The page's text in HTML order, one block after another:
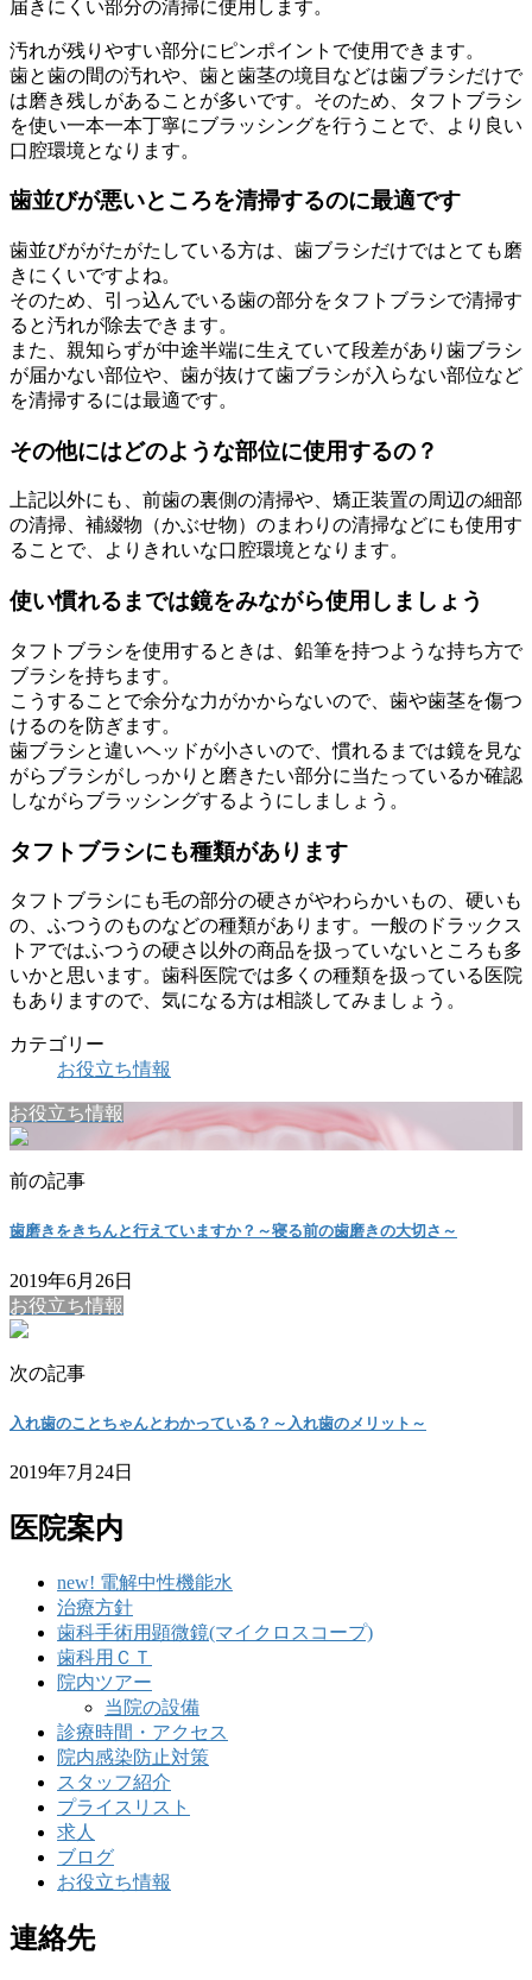
届きにくい部分の清掃に使用します。
汚れが残りやすい部分にピンポイントで使用できます。
歯と歯の間の汚れや、歯と歯茎の境目などは歯ブラシだけで
は磨き残しがあることが多いです。そのため、タフトブラシ
を使い一本一本丁寧にブラッシングを行うことで、より良い
口腔環境となります。
歯並びが悪いところを清掃するのに最適です
歯並びががたがたしている方は、歯ブラシだけではとても磨
きにくいですよね。
そのため、引っ込んでいる歯の部分をタフトブラシで清掃す
ると汚れが除去できます。
また、親知らずが中途半端に生えていて段差があり歯ブラシ
が届かない部位や、歯が抜けて歯ブラシが入らない部位など
を清掃するには最適です。
その他にはどのような部位に使用するの？
上記以外にも、前歯の裏側の清掃や、矯正装置の周辺の細部
の清掃、補綴物（かぶせ物）のまわりの清掃などにも使用す
ることで、よりきれいな口腔環境となります。
使い慣れるまでは鏡をみながら使用しましょう
タフトブラシを使用するときは、鉛筆を持つような持ち方で
ブラシを持ちます。
こうすることで余分な力がかからないので、歯や歯茎を傷つ
けるのを防ぎます。
歯ブラシと違いヘッドが小さいので、慣れるまでは鏡を見な
がらブラシがしっかりと磨きたい部分に当たっているか確認
しながらブラッシングするようにしましょう。
タフトブラシにも種類があります
タフトブラシにも毛の部分の硬さがやわらかいもの、硬いも
の、ふつうのものなどの種類があります。一般のドラックス
トアではふつうの硬さ以外の商品を扱っていないところも多
いかと思います。歯科医院では多くの種類を扱っている医院
もありますので、気になる方は相談してみましょう。
カテゴリー
お役立ち情報
お役立ち情報
前の記事
歯磨きをきちんと行えていますか？～寝る前の歯磨きの大切さ～
2019年6月26日
お役立ち情報
次の記事
入れ歯のことちゃんとわかっている？～入れ歯のメリット～
2019年7月24日
医院案内
new! 電解中性機能水
治療方針
歯科手術用顕微鏡(マイクロスコープ)
歯科用ＣＴ
院内ツアー
当院の設備
診療時間・アクセス
院内感染防止対策
スタッフ紹介
プライスリスト
求人
ブログ
お役立ち情報
連絡先